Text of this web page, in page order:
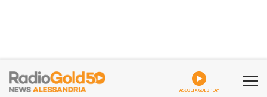
ASCOLTA GOLDPLAY